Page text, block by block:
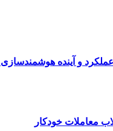
و آینده
معاملات خودکار